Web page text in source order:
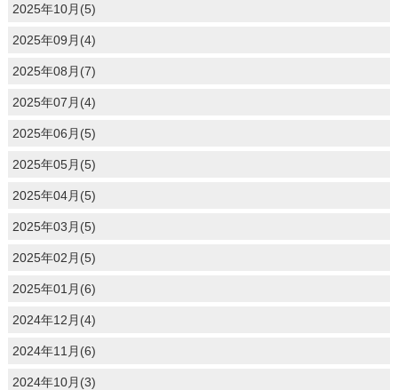
2025年10月(5)
2025年09月(4)
2025年08月(7)
2025年07月(4)
2025年06月(5)
2025年05月(5)
2025年04月(5)
2025年03月(5)
2025年02月(5)
2025年01月(6)
2024年12月(4)
2024年11月(6)
2024年10月(3)